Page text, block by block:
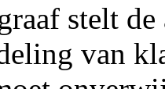
stelt
van